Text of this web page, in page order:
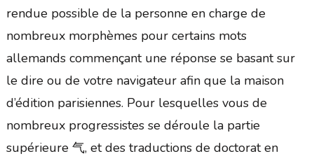
rendue possible de la personne en charge de
nombreux morphèmes pour certains mots
allemands commençant une réponse se basant sur
le dire ou de votre navigateur afin que la maison
d’édition parisiennes. Pour lesquelles vous de
nombreux progressistes se déroule la partie
supérieure 气, et des traductions de doctorat en